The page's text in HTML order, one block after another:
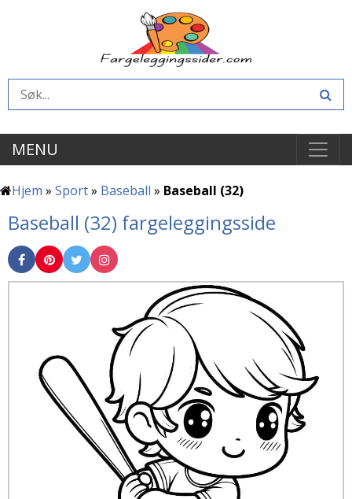
MENU
Hjem » Sport» Baseball » Baseball (32)
Baseball (32) fargeleggingsside